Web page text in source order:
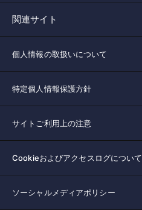
関連サイト
個人情報の取扱いについて
特定個人情報保護方針
サイトご利用上の注意
Cookieおよびアクセスログについて
ソーシャルメディアポリシー